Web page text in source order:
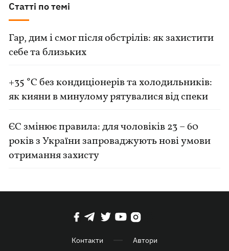
Статті по темі
Гар, дим і смог після обстрілів: як захистити
себе та близьких
+35 °C без кондиціонерів та холодильників:
як кияни в минулому рятувалися від спеки
ЄС змінює правила: для чоловіків 23 – 60
років з України запроваджують нові умови
отримання захисту
Контакти Автори